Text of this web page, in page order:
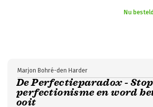
Nu
De Perfectieparadox -
perfectionisme en word
ooit
Marjon Bohré-den Harder